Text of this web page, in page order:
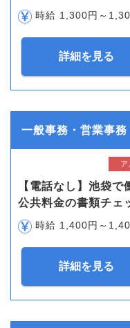
時給 1,300円～
詳細を見る
一般事務・営業事務
ア
【電話なし】池袋
公共料金の書類チェ
時給 1,400円～
詳細を見る